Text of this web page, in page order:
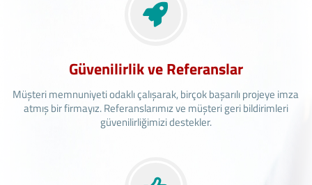
Güvenilirlik ve Referanslar
Müşteri memnuniyeti odaklı çalışarak, birçok başarılı projeye imza
atmış bir firmayız. Referanslarımız ve müşteri geri bildirimleri
güvenilirliğimizi destekler.